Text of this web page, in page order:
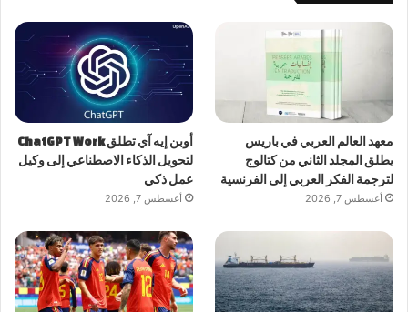
معهد العالم العربي في باريس
يطلق المجلد الثاني من كتالوج
لترجمة الفكر العربي إلى الفرنسية
أغسطس 7, 2026
أوبن إيه آي تطلق ChatGPT Work
لتحويل الذكاء الاصطناعي إلى وكيل
عمل ذكي
أغسطس 7, 2026